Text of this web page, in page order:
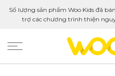
Số lượng sản phẩm Woo Kids đã
trợ các chương trình thiện